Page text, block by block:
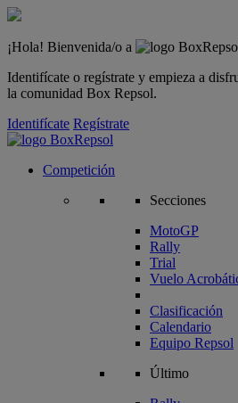
¡Hola! Bienvenida/o a
Identifícate o regístrate y empieza a
la comunidad Box Repsol.
Identifícate Regístrate
Competición
Secciones
MotoGP
Rally
Trial
Vuelo
Clasificación
Calendario
Equipo Repsol
Último